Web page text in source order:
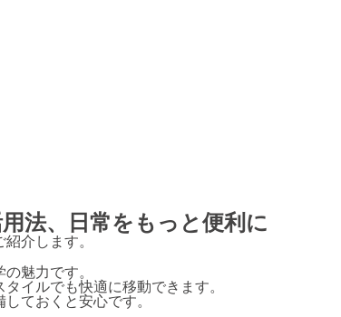
法、日常をもっと便利に
介します。
魅力です。
イルでも快適に移動できます。
ておくと安心です。